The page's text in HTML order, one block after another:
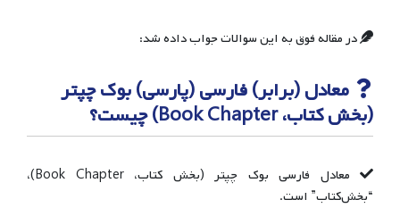
در مقاله فوق به این سوالات جواب داده شد:
معادل (برابر) فارسی (پارسی) بوک چپتر
(بخش کتاب، Book Chapter) چیست؟
معادل فارسی بوک چپتر (بخش کتاب، Book Chapter)،
“بخش‌کتاب” است.